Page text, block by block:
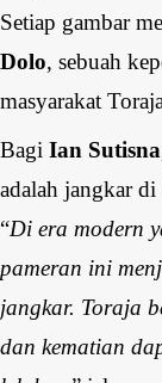
Setiap gambar
Dolo, sebuah
masyarakat
Bagi Ian Sutisna
adalah jangkar di
“Di era modern
pameran ini
jangkar. Toraja
dan kematian